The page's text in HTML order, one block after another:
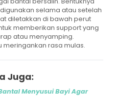
selama atau setelah
diletakkan di bawah perut
memberikan support yang
atau menyamping.
rasa mulas.
Juga:
Menyusui Bayi Agar